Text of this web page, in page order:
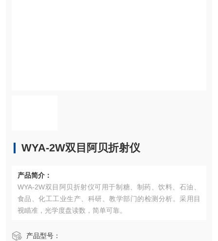
WYA-2W双目阿贝折射仪
产品简介：
WYA-2W双目阿贝折射仪可用于制糖、制药、饮料、石油、
食品、化工工业生产、科研、教学部门的检测分析。采用目
视瞄准，光学度盘读数，简单可靠。
产品型号：